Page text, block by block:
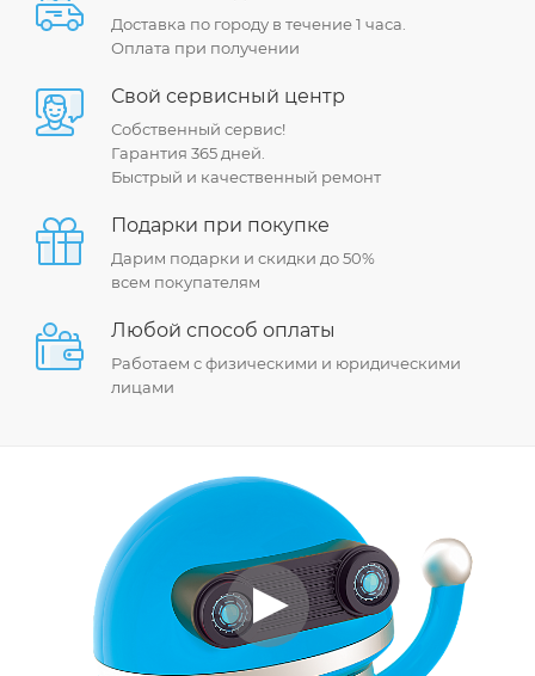
Доставка по городу в течение 1 часа.
Оплата при получении
Свой сервисный центр
Собственный сервис!
Гарантия 365 дней.
Быстрый и качественный ремонт
Подарки при покупке
Дарим подарки и скидки до 50%
всем покупателям
Любой способ оплаты
Работаем с физическими и юридическими
лицами